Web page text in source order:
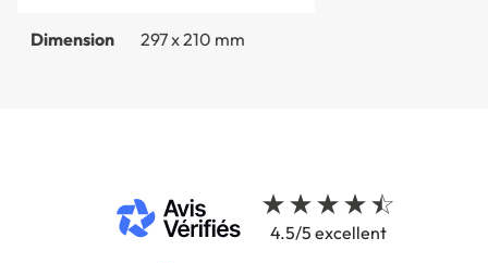
Dimension 297 x 210 mm
4.5/5 excellent